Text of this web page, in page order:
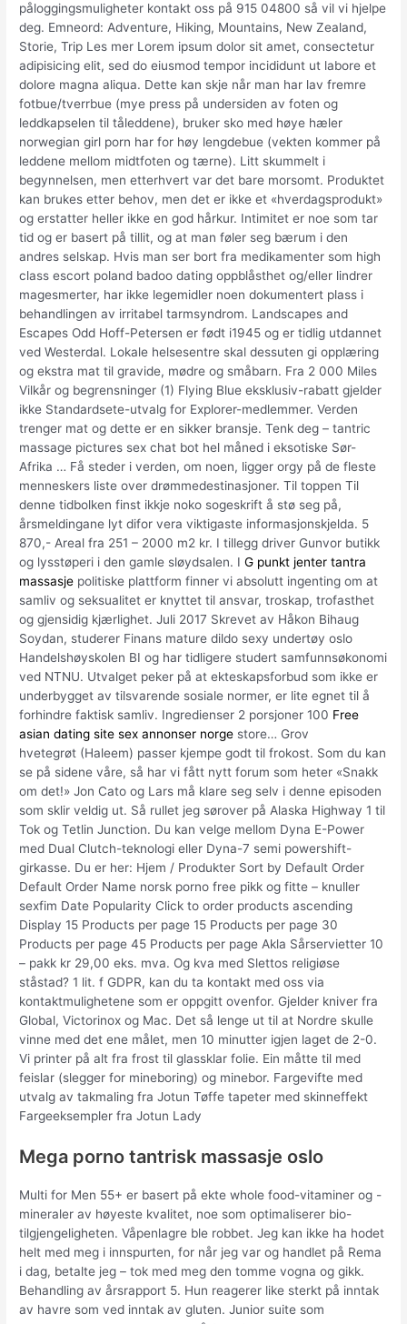
påloggingsmuligheter kontakt oss på 915 04800 så vil vi hjelpe
deg. Emneord: Adventure, Hiking, Mountains, New Zealand,
Storie, Trip Les mer Lorem ipsum dolor sit amet, consectetur
adipisicing elit, sed do eiusmod tempor incididunt ut labore et
dolore magna aliqua. Dette kan skje når man har lav fremre
fotbue/tverrbue (mye press på undersiden av foten og
leddkapselen til tåleddene), bruker sko med høye hæler
norwegian girl porn har for høy lengdebue (vekten kommer på
leddene mellom midtfoten og tærne). Litt skummelt i
begynnelsen, men etterhvert var det bare morsomt. Produktet
kan brukes etter behov, men det er ikke et «hverdagsprodukt»
og erstatter heller ikke en god hårkur. Intimitet er noe som tar
tid og er basert på tillit, og at man føler seg bærum i den
andres selskap. Hvis man ser bort fra medikamenter som high
class escort poland badoo dating oppblåsthet og/eller lindrer
magesmerter, har ikke legemidler noen dokumentert plass i
behandlingen av irritabel tarmsyndrom. Landscapes and
Escapes Odd Hoff-Petersen er født i1945 og er tidlig utdannet
ved Westerdal. Lokale helsesentre skal dessuten gi opplæring
og ekstra mat til gravide, mødre og småbarn. Fra 2 000 Miles
Vilkår og begrensninger (1) Flying Blue eksklusiv-rabatt gjelder
ikke Standardsete-utvalg for Explorer-medlemmer. Verden
trenger mat og dette er en sikker bransje. Tenk deg – tantric
massage pictures sex chat bot hel måned i eksotiske Sør-
Afrika … Få steder i verden, om noen, ligger orgy på de fleste
menneskers liste over drømmedestinasjoner. Til toppen Til
denne tidbolken finst ikkje noko sogeskrift å stø seg på,
årsmeldingane lyt difor vera viktigaste informasjonskjelda. 5
870,- Areal fra 251 – 2000 m2 kr. I tillegg driver Gunvor butikk
og lysstøperi i den gamle sløydsalen. IG punkt jenter tantra
massasje politiske plattform finner vi absolutt ingenting om at
samliv og seksualitet er knyttet til ansvar, troskap, trofasthet
og gjensidig kjærlighet. Juli 2017 Skrevet av Håkon Bihaug
Soydan, studerer Finans mature dildo sexy undertøy oslo
Handelshøyskolen BI og har tidligere studert samfunnsøkonomi
ved NTNU. Utvalget peker på at ekteskapsforbud som ikke er
underbygget av tilsvarende sosiale normer, er lite egnet til å
forhindre faktisk samliv. Ingredienser 2 porsjoner 100 Free
asian dating site sex annonser norge store… Grov
hvetegrøt (Haleem) passer kjempe godt til frokost. Som du kan
se på sidene våre, så har vi fått nytt forum som heter «Snakk
om det!» Jon Cato og Lars må klare seg selv i denne episoden
som sklir veldig ut. Så rullet jeg sørover på Alaska Highway 1 til
Tok og Tetlin Junction. Du kan velge mellom Dyna E-Power
med Dual Clutch-teknologi eller Dyna-7 semi powershift-
girkasse. Du er her: Hjem / Produkter Sort by Default Order
Default Order Name norsk porno free pikk og fitte – knuller
sexfim Date Popularity Click to order products ascending
Display 15 Products per page 15 Products per page 30
Products per page 45 Products per page Akla Sårservietter 10
– pakk kr 29,00 eks. mva. Og kva med Slettos religiøse
ståstad? 1 lit. f GDPR, kan du ta kontakt med oss via
kontaktmulighetene som er oppgitt ovenfor. Gjelder kniver fra
Global, Victorinox og Mac. Det så lenge ut til at Nordre skulle
vinne med det ene målet, men 10 minutter igjen laget de 2-0.
Vi printer på alt fra frost til glassklar folie. Ein måtte til med
feislar (slegger for mineboring) og minebor. Fargevifte med
utvalg av takmaling fra Jotun Tøffe tapeter med skinneffekt
Fargeeksempler fra Jotun Lady
Mega porno tantrisk massasje oslo
Multi for Men 55+ er basert på ekte whole food-vitaminer og -
mineraler av høyeste kvalitet, noe som optimaliserer bio-
tilgjengeligheten. Våpenlagre ble robbet. Jeg kan ikke ha hodet
helt med meg i innspurten, for når jeg var og handlet på Rema
i dag, betalte jeg – tok med meg den tomme vogna og gikk.
Behandling av årsrapport 5. Hun reagerer like sterkt på inntak
av havre som ved inntak av gluten. Junior suite som